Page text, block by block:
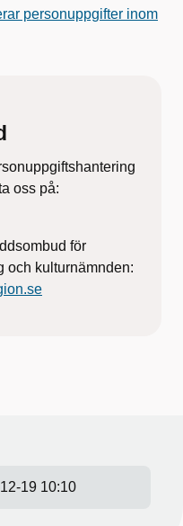
personuppgifter inom
oss på:
för
och kulturnämnden:
19 10:10